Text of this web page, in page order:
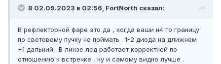
В 02.09.2023 в 02:56, FоrtNorth сказал:
В рефлекторной фаре это да , когда ваши н4 то границу
по световому пучку не поймать . 1-2 диода на длижнем
+1 дальний . В линзе лед работает корректней по
отношению к встречке , ну и самому видно лучше .